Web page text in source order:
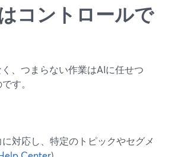
コントロールで
、つまらない作業はAIに任せつ
す。
対応し、特定のトピックやセグメ